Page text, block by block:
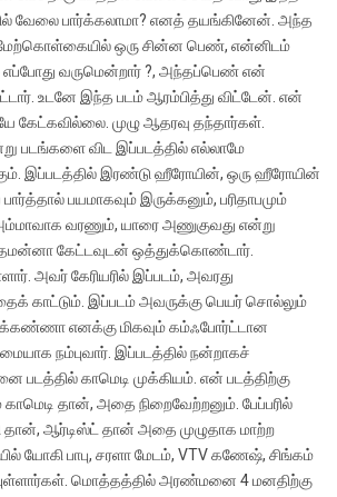
வேலை பார்க்கலாமா? எனத் தயங்கினேன். அந்த
ஒரு சின்ன பெண், என்னிடம்
வருமென்றார் ?, அந்தப்பெண் என்
உடனே இந்த படம் ஆரம்பித்து விட்டேன். என்
கேட்கவில்லை. முழு ஆதரவு தந்தார்கள்.
படங்களை விட இப்படத்தில் எல்லாமே
இப்படத்தில் இரண்டு ஹீரோயின், ஒரு ஹீரோயின்
பயமாகவும் இருக்கனும், பரிதாபமும்
வரணும், யாரை அணுகுவது என்று
கேட்டவுடன் ஒத்துக்கொண்டார்.
அவர் கேரியரில் இப்படம், அவரது
காட்டும். இப்படம் அவருக்கு பெயர் சொல்லும்
எனக்கு மிகவும் கம்ஃபோர்ட்டான
நம்புவார். இப்படத்தில் நன்றாகச்
காமெடி முக்கியம். என் படத்திற்கு
தான், அதை நிறைவேற்றனும். பேப்பரில்
தான், ஆர்டிஸ்ட் தான் அதை முழுதாக மாற்ற
யோகி பாபு, சரளா மேடம், VTV கணேஷ், சிங்கம்
மொத்தத்தில் அரண்மனை 4 மனதிற்கு